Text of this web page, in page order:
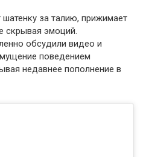
за талию, прижимает
скрывая эмоций.
обсудили видео и
поведением
недавнее пополнение в